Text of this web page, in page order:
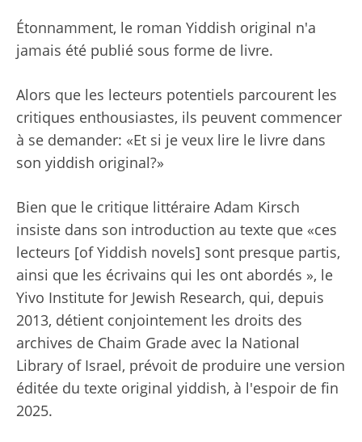
Étonnamment, le roman Yiddish original n'a
jamais été publié sous forme de livre.
Alors que les lecteurs potentiels parcourent les
critiques enthousiastes, ils peuvent commencer
à se demander: «Et si je veux lire le livre dans
son yiddish original?»
Bien que le critique littéraire Adam Kirsch
insiste dans son introduction au texte que «ces
lecteurs [of Yiddish novels] sont presque partis,
ainsi que les écrivains qui les ont abordés », le
Yivo Institute for Jewish Research, qui, depuis
2013, détient conjointement les droits des
archives de Chaim Grade avec la National
Library of Israel, prévoit de produire une version
éditée du texte original yiddish, à l'espoir de fin
2025.